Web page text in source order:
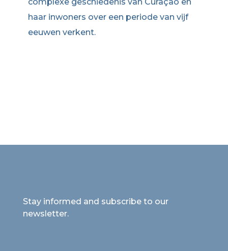
haar inwoners over een periode van vijf
eeuwen verkent.
Stay informed and subscribe to our
newsletter.